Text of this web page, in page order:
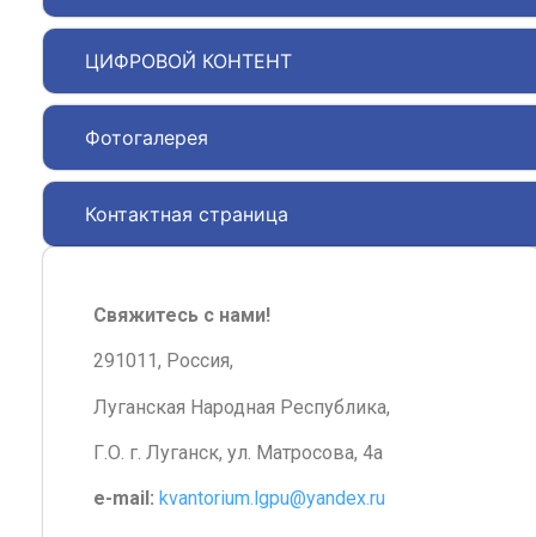
ЦИФРОВОЙ КОНТЕНТ
Фотогалерея
Контактная страница
Свяжитесь с нами!
291011, Россия,
Луганская Народная Республика,
Г.О. г. Луганск, ул. Матросова, 4а
e-mail: kvantorium.lgpu@yandex.ru